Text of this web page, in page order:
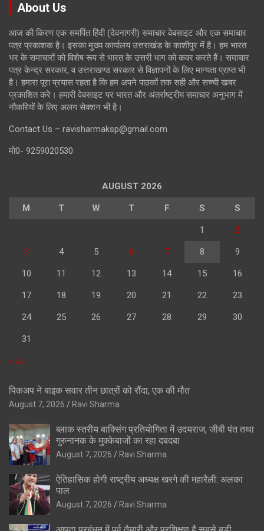
About Us
आज की किरण एक समर्पित हिंदी (देवनागरी) समाचार वेबसाइट और एक समाचार
पत्र प्रकाशक है। इसका मुख्य कार्यालय उत्तराखंड के काशीपुर में है। हम भारत
भर के समाचारों को विशेष रूप से भारत के उत्तरी भाग को कवर करते हैं। समाचार
पत्र केन्द्र सरकार, व उत्तराखण्ड सरकार से विज्ञापनों के लिए मान्यता प्राप्त भी
है। हमारा पूरा प्रयास रहता है कि हम अपने पाठकों तक सही और सच्ची खबर
प्रकाशित करे। हमारी वेबसाइट पर भारत और अंतर्राष्ट्रीय समाचार अनुभाग में
नौकरियों के लिए अलग सेक्शन भी है।
Contact Us – ravisharmaksp@gmail.com
मो0- 9259020530
AUGUST 2026
M T W T F S S
1 2
3 4 5 6 7 8 9
10 11 12 13 14 15 16
17 18 19 20 21 22 23
24 25 26 27 28 29 30
31
« Jul
पिकअप ने बाइक सवार तीन छात्रों को रौंदा, एक की मौत
August 7, 2026 Ravi Sharma
ब्लाक स्तरीय बाक्सिंग प्रतियोगिता में उदयराज, जीबी पंत तथा
गुरुनानक के मुक्केबाजों का रहा दबदबा
August 7, 2026 Ravi Sharma
ऐतिहासिक होगी राष्ट्रीय अध्यक्ष खरगे की महारैली: अलका
पाल
August 7, 2026 Ravi Sharma